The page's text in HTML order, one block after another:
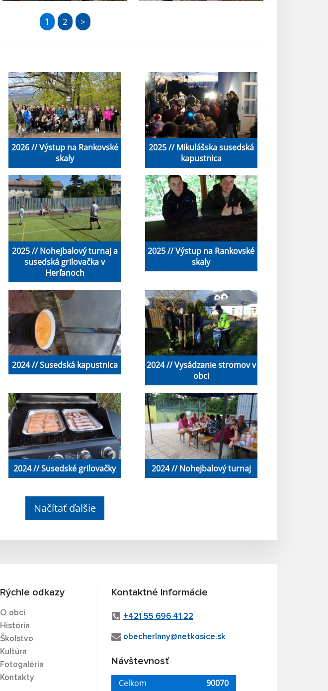
1 2 >
2026 // Výstup na Rankovské
skaly
2025 // Mikulášska susedská
kapustnica
2025 // Nohejbalový turnaj a
susedská grilovačka v
Herľanoch
2025 // Výstup na Rankovské
skaly
2024 // Susedská kapustnica
2024 // Vysádzanie stromov v
obci
2024 // Susedské grilovačky 2024 // Nohejbalový turnaj
Načítať ďalšie
Rýchle odkazy
O obci
História
Školstvo
Kultúra
Fotogaléria
Kontakty
Kontaktné informácie
+421 55 696 41 22
obecherlany@netkosice.sk
Návštevnosť